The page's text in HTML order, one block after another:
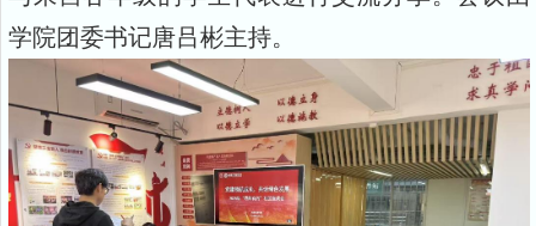
学院团委书记唐吕彬主持。